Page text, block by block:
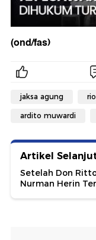
(ond/fas)
jaksa agung
ardito muwardi
Artikel
Setelah Don
Nurman Herin